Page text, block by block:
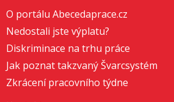
O portálu Abecedaprace.cz
Nedostali jste výplatu?
Diskriminace na trhu práce
Jak poznat takzvaný Švarcsystém
Zkrácení pracovního týdne